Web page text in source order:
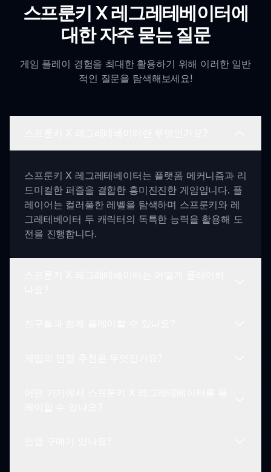
스프룬키 X 레그레테베이터에
대한 자주 묻는 질문
게임 플레이 경험을 최대한 활용하기 위해 이러한 일반
적인 질문을 탐색해보세요!
스프룬키 X 레그레테베이터는 플랫폼 메커니즘과 리
드미컬한 퍼즐을 결합한 흥미진진한 게임입니다. 플
레이어는 컬러풀한 레벨을 탐색하며 스프룬키와 레
그레테베이터 두 캐릭터의 독특한 능력을 활용해 도
전을 진행합니다.